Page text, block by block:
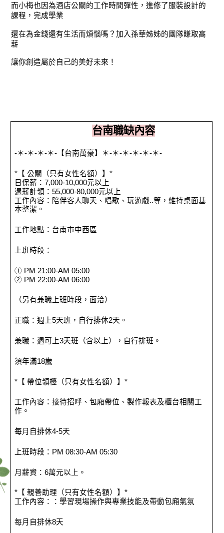
而小梅也因為酒店公關的工作時間彈性，進修了服裝設計的
課程，完成學業
還在為金錢還有生活而煩惱嗎？加入孫華姊姊的團隊賺取高
薪
讓你創造屬於自己的美好未來！
台南職缺內容
-＊-＊-＊-＊-【台南萬豪】＊-＊-＊-＊-＊-＊-
*【 公關（只有女性名額）】*
日保薪：7,000-10,000元以上
週薪計領：55,000-80,000元以上
工作內容：陪伴客人聊天、唱歌、玩遊戲..等，維持桌面基
本整潔。
工作地點：台南市中西區
上班時段：
① PM 21:00-AM 05:00
② PM 22:00-AM 06:00
（另有兼職上班時段，面洽）
正職：週上5天班，自行排休2天。
兼職：週可上3天班（含以上），自行排班。
須年滿18歲
*【 帶位領檯（只有女性名額）】*
工作內容：接待招呼、包廂帶位、製作報表及櫃台相關工
作。
每月自排休4-5天
上班時段：PM 08:30-AM 05:30
月薪資：6萬元以上。
*【 親善助理（只有女性名額）】*
工作內容：：學習現場操作與專業技能及帶動包廂氣氛
每月自排休8天